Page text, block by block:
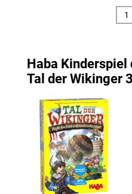
Haba
Tal der Wikinger